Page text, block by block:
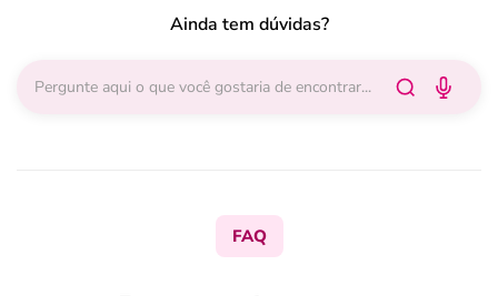
Ainda tem dúvidas?
FAQ